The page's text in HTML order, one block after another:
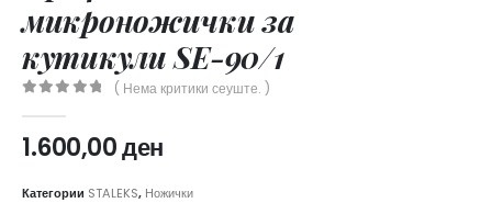
микроножички за
кутикули SE-90/1
( Нема критики сеуште. )
1.600,00ден
Категории STALEKS, Ножички